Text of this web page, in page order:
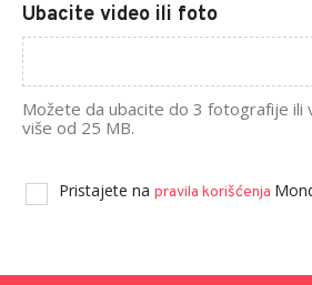
Ubacite video ili foto
Možete da ubacite do 3 fotografije ili
više od 25 MB.
Pristajete na pravila korišćenja